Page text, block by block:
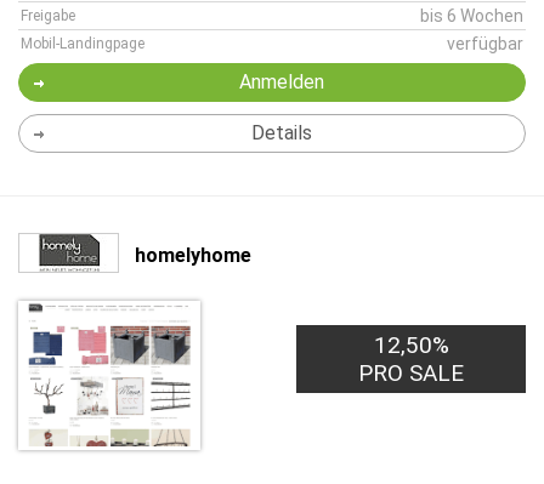
Freigabe bis 6 Wochen
Mobil-Landingpage verfügbar
Anmelden
Details
homelyhome
12,50%
PRO SALE